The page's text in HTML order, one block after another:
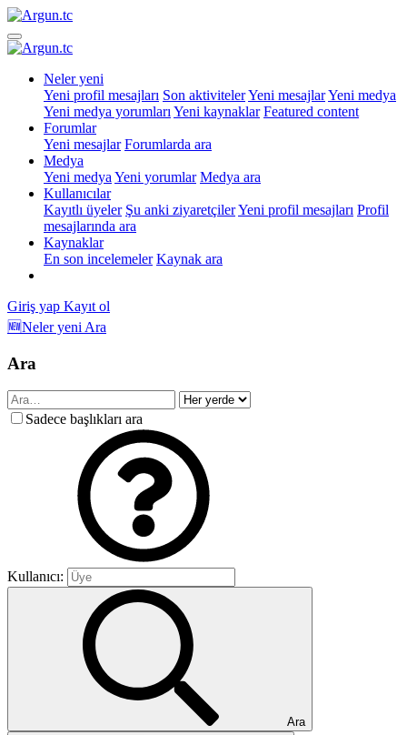
Neler yeni
Yeni profil mesajları Son aktivitelerYeni mesajlarYeni medya
Yeni medya yorumları Yeni kaynaklar Featured content
Forumlar
Yeni mesajlar Forumlarda ara
Medya
Yeni medya Yeni yorumlar Medya ara
Kullanıcılar
Kayıtlı üyeler Şu anki ziyaretçilerYeni profil mesajları Profil
mesajlarında ara
Kaynaklar
En son incelemeler Kaynak ara
Giriş yap Kayıt ol
🆕Neler yeni Ara
Ara
Sadece başlıkları ara
Kullanıcı:
Ara